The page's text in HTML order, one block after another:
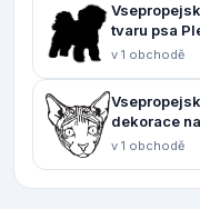
tvaru psa
v 1 obchodě
dekorace
Dekor: Černá
v 1 obchodě